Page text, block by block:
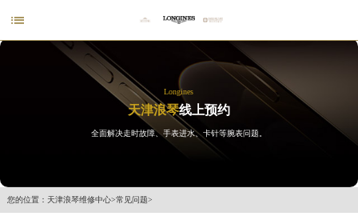

Longines
天津浪琴线上预约
全面解决走时故障、手表进水、卡针等腕表问题。
您的位置： 天津浪琴维修中心>常见问题>